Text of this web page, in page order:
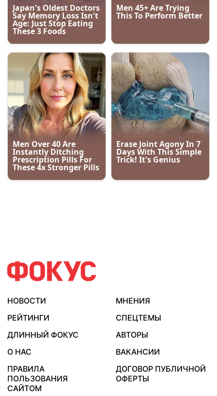
НОВОСТИ
МНЕНИЯ
РЕЙТИНГИ
СПЕЦТЕМЫ
ДЛИННЫЙ ФОКУС
АВТОРЫ
О НАС
ВАКАНСИИ
ПРАВИЛА
ПОЛЬЗОВАНИЯ
САЙТОМ
ДОГОВОР ПУБЛИЧНОЙ
ОФЕРТЫ